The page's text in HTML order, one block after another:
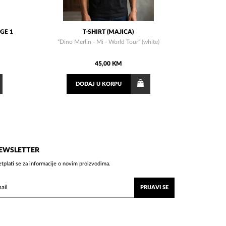
1
T-SHIRT (MAJICA)
“Dino Merlin - Mi - World Tour” (white)
45,00 KM
DODAJU KORPU
se za informacije o novim proizvodima.
PRIJAVI SE